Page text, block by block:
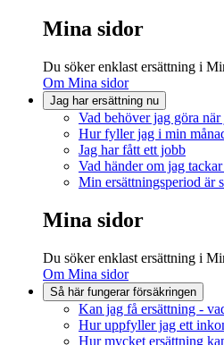
Mina sidor
Du söker enklast ersättning i
Om Mina sidor
Jag har ersättning nu
Vad behöver jag göra
Hur fyller jag i min
Jag har fått ett jobb
Vad händer om jag
Min ersättningsperiod är
Mina sidor
Du söker enklast ersättning i
Om Mina sidor
Så här fungerar försäkringen
Kan jag få ersättning -
Hur uppfyller jag ett
Hur mycket ersättning